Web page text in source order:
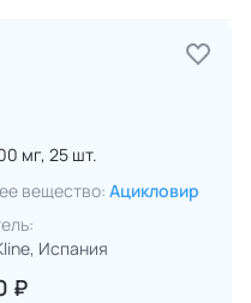
мг, 25 шт.
вещество: Ацикловир
, Испания
₽